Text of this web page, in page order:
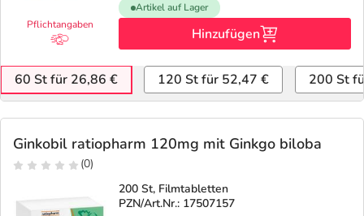
Pflichtangaben
Artikel auf Lager
Hinzufügen
60 St für 26,86 € 120 St für 52,47 € 200 St
Ginkobil ratiopharm 120mg mit Ginkgo biloba
(0)
200 St, Filmtabletten
PZN/Art.Nr.: 17507157